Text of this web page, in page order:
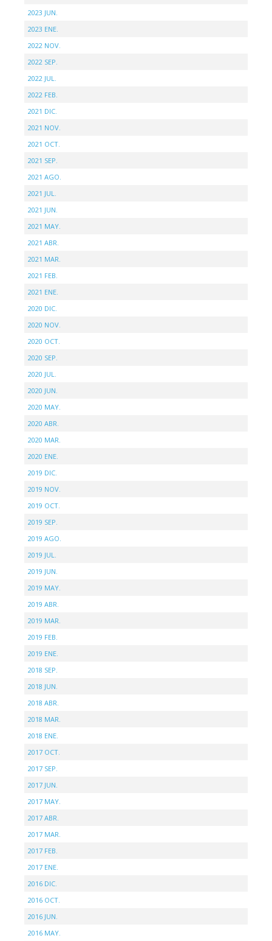
2023 JUN.
2023 ENE.
2022 NOV.
2022 SEP.
2022 JUL.
2022 FEB.
2021 DIC.
2021 NOV.
2021 OCT.
2021 SEP.
2021 AGO.
2021 JUL.
2021 JUN.
2021 MAY.
2021 ABR.
2021 MAR.
2021 FEB.
2021 ENE.
2020 DIC.
2020 NOV.
2020 OCT.
2020 SEP.
2020 JUL.
2020 JUN.
2020 MAY.
2020 ABR.
2020 MAR.
2020 ENE.
2019 DIC.
2019 NOV.
2019 OCT.
2019 SEP.
2019 AGO.
2019 JUL.
2019 JUN.
2019 MAY.
2019 ABR.
2019 MAR.
2019 FEB.
2019 ENE.
2018 SEP.
2018 JUN.
2018 ABR.
2018 MAR.
2018 ENE.
2017 OCT.
2017 SEP.
2017 JUN.
2017 MAY.
2017 ABR.
2017 MAR.
2017 FEB.
2017 ENE.
2016 DIC.
2016 OCT.
2016 JUN.
2016 MAY.